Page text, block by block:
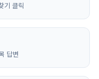
기 클릭
답변